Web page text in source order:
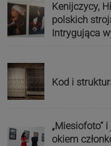
Kenijczycy,
polskich
Intrygująca
Kod i
„Miesiofoto”
okiem